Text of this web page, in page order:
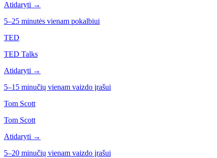
Atidaryti →
5–25 minutės vienam pokalbiui
TED
TED Talks
Atidaryti →
5–15 minučių vienam vaizdo įrašui
Tom Scott
Tom Scott
Atidaryti →
5–20 minučių vienam vaizdo įrašui